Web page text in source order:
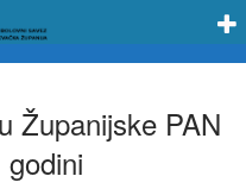
Županijske PAN